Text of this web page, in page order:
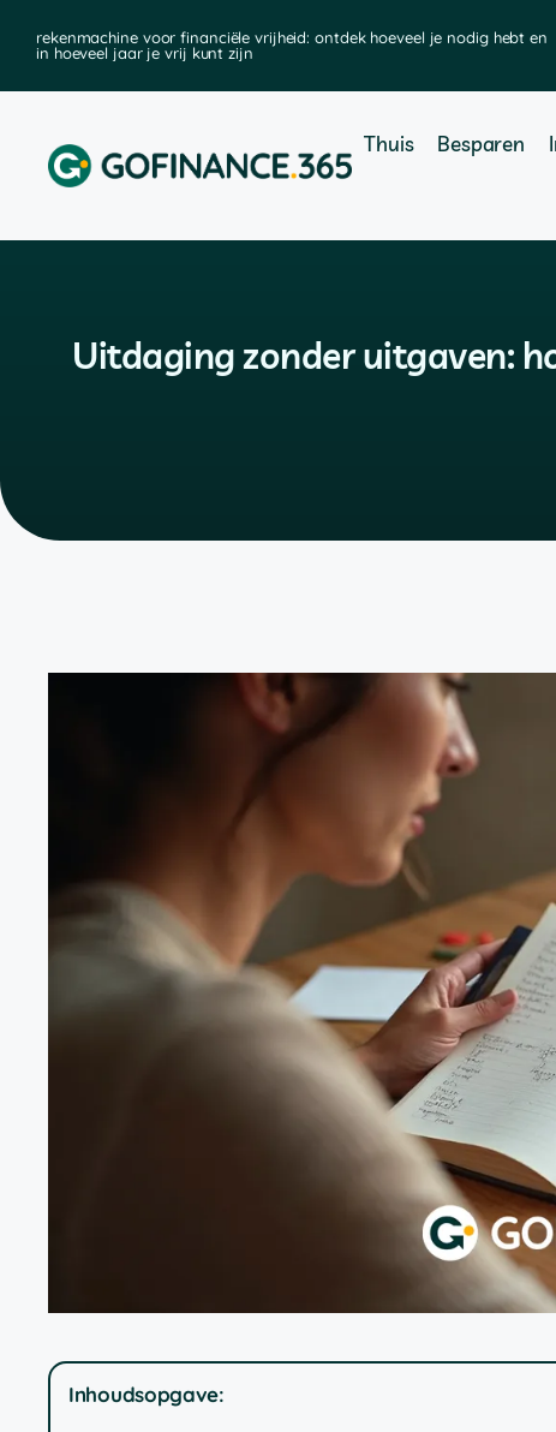
rekenmachine voor financiële vrijheid: ontdek hoeveel je nodig hebt en
in hoeveel jaar je vrij kunt zijn
Thuis Besparen
Uitdaging zonder uitgaven:
Inhoudsopgave: